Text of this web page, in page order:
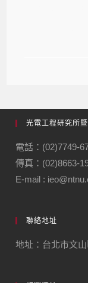
光電工程研究所
電話：(02)7749-
傳真：(02)8663-
E-mail :
聯絡地址
地址：台北市文